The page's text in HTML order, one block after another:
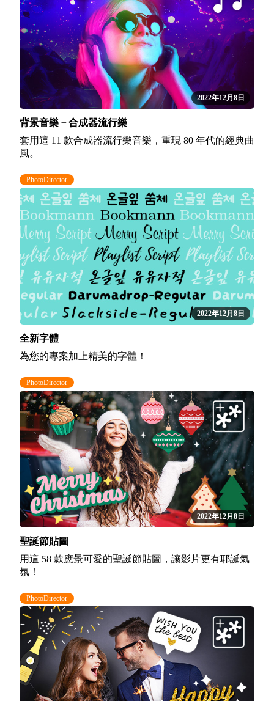
2022年12月8日
背景音樂－合成器流行樂
套用這 11 款合成器流行樂音樂，重現 80 年代的經典曲
風。
PhotoDirector
2022年12月8日
全新字體
為您的專案加上精美的字體！
PhotoDirector
2022年12月8日
聖誕節貼圖
用這 58 款應景可愛的聖誕節貼圖，讓影片更有耶誕氣
氛！
PhotoDirector